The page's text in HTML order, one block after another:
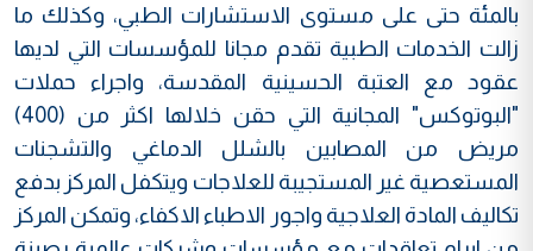
بالمئة حتى على مستوى الاستشارات الطبي، وكذلك ما
زالت الخدمات الطبية تقدم مجانا للمؤسسات التي لديها
عقود مع العتبة الحسينية المقدسة، واجراء حملات
"البوتوكس" المجانية التي حقن خلالها اكثر من (400)
مريض من المصابين بالشلل الدماغي والتشجنات
المستعصية غير المستجيبة للعلاجات ويتكفل المركز بدفع
تكاليف المادة العلاجية واجور الاطباء الاكفاء، وتمكن المركز